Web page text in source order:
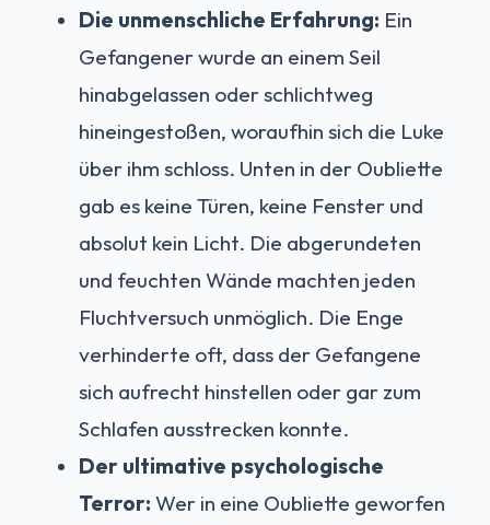
Die unmenschliche Erfahrung: Ein
Gefangener wurde an einem Seil
hinabgelassen oder schlichtweg
hineingestoßen, woraufhin sich die Luke
über ihm schloss. Unten in der Oubliette
gab es keine Türen, keine Fenster und
absolut kein Licht. Die abgerundeten
und feuchten Wände machten jeden
Fluchtversuch unmöglich. Die Enge
verhinderte oft, dass der Gefangene
sich aufrecht hinstellen oder gar zum
Schlafen ausstrecken konnte.
Der ultimative psychologische
Terror: Wer in eine Oubliette geworfen